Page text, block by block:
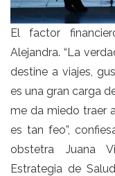
El factor
Alejandra. “La
destine a viajes,
es una gran carga
me da miedo traer
es tan feo”,
obstetra Juana
Estrategia de